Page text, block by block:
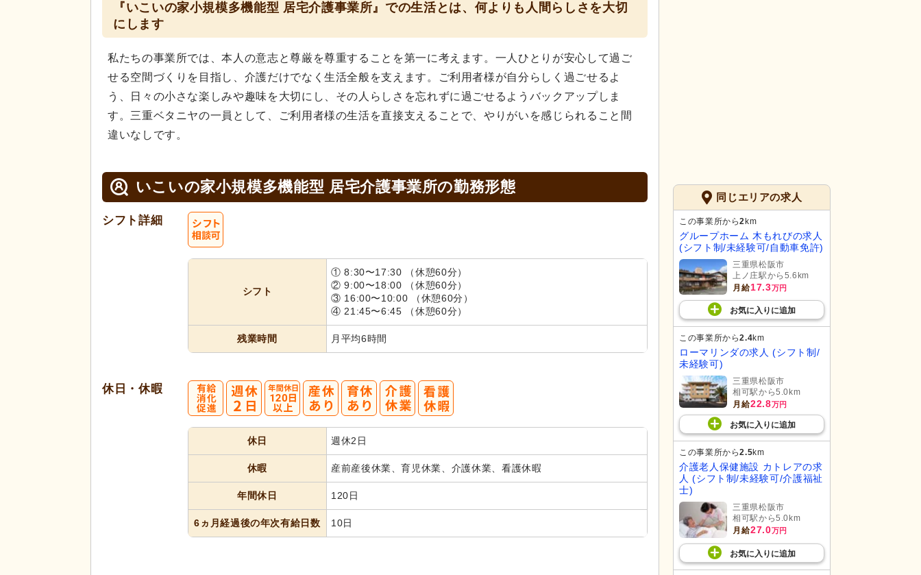
『いこいの家小規模多機能型 居宅介護事業所』での生活とは、何よりも人間らしさを大切
にします
私たちの事業所では、本人の意志と尊厳を尊重することを第一に考えます。一人ひとりが安心して過ご
せる空間づくりを目指し、介護だけでなく生活全般を支えます。ご利用者様が自分らしく過ごせるよ
う、日々の小さな楽しみや趣味を大切にし、その人らしさを忘れずに過ごせるようバックアップしま
す。三重ベタニヤの一員として、ご利用者様の生活を直接支えることで、やりがいを感じられること間
違いなしです。
いこいの家小規模多機能型 居宅介護事業所の勤務形態
シフト詳細
シフト
① 8:30〜17:30 （休憩60分）
② 9:00〜18:00 （休憩60分）
③ 16:00〜10:00 （休憩60分）
④ 21:45〜6:45 （休憩60分）
残業時間 月平均6時間
休日・休暇
休日 週休2日
休暇 産前産後休業、育児休業、介護休業、看護休暇
年間休日 120日
6ヵ月経過後の年次有給日数 10日
同じエリアの求人
この事業所から2km
グループホーム 木もれびの求人
(シフト制/未経験可/自動車免許)
三重県松阪市
上ノ庄駅から5.6km
月給17.3万円
お気に入り に追加
この事業所から2.4km
ローマリンダの求人 (シフト制/
未経験可)
三重県松阪市
相可駅から5.0km
月給22.8万円
お気に入り に追加
この事業所から2.5km
介護老人保健施設 カトレアの求
人 (シフト制/未経験可/介護福祉
士)
三重県松阪市
相可駅から5.0km
月給27.0万円
お気に入り に追加